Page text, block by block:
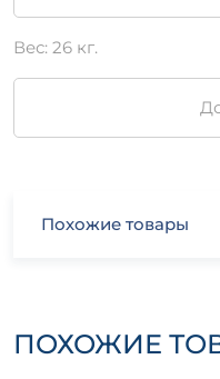
Вес: 26 кг.
Похожие товары
ПОХОЖИЕ